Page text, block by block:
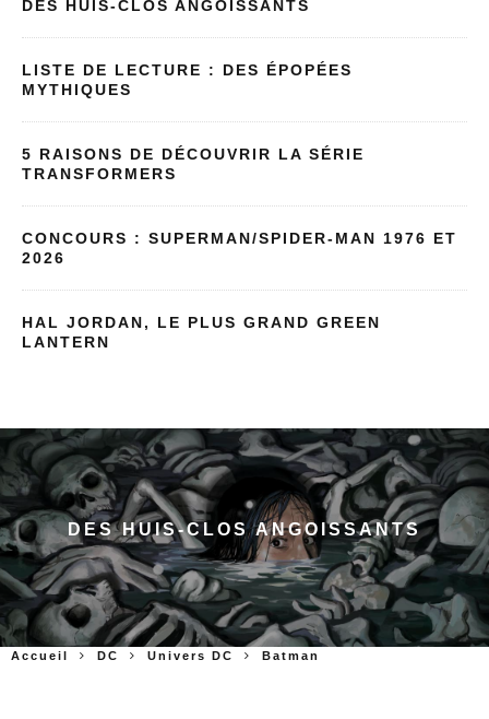
DES HUIS-CLOS ANGOISSANTS
LISTE DE LECTURE : DES ÉPOPÉES
MYTHIQUES
5 RAISONS DE DÉCOUVRIR LA SÉRIE
TRANSFORMERS
CONCOURS : SUPERMAN/SPIDER-MAN 1976 ET
2026
HAL JORDAN, LE PLUS GRAND GREEN
LANTERN
DES HUIS-CLOS ANGOISSANTS
Accueil DC Univers DC Batman